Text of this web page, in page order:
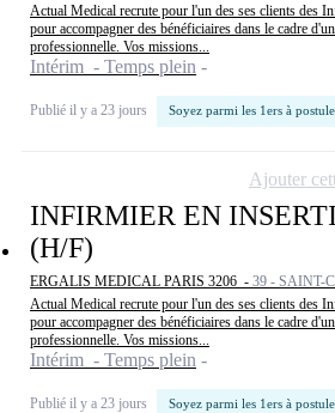
Actual Medical recrute pour l'un des ses clients des
pour accompagner des bénéficiaires dans le cadre
professionnelle. Vos missions...
Intérim - Temps plein
Publié il y a 23 jours Soyez parmi les 1ers à
INFIRMIER EN
(H/F)
ERGALIS MEDICAL PARIS 3206 - 39 - SAINT-
Actual Medical recrute pour l'un des ses clients des
pour accompagner des bénéficiaires dans le cadre
professionnelle. Vos missions...
Intérim - Temps plein
Publié il y a 23 jours Soyez parmi les 1ers à
Ajouter